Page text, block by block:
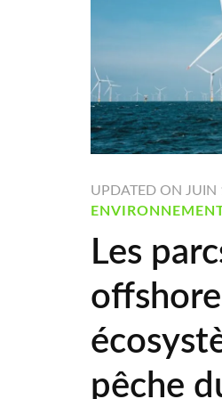
UPDATED ON JUIN
Les
pêche